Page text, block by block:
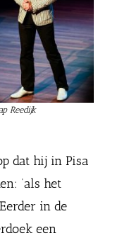
Reedijk
dat hij in Pisa
‘als het
in de
een